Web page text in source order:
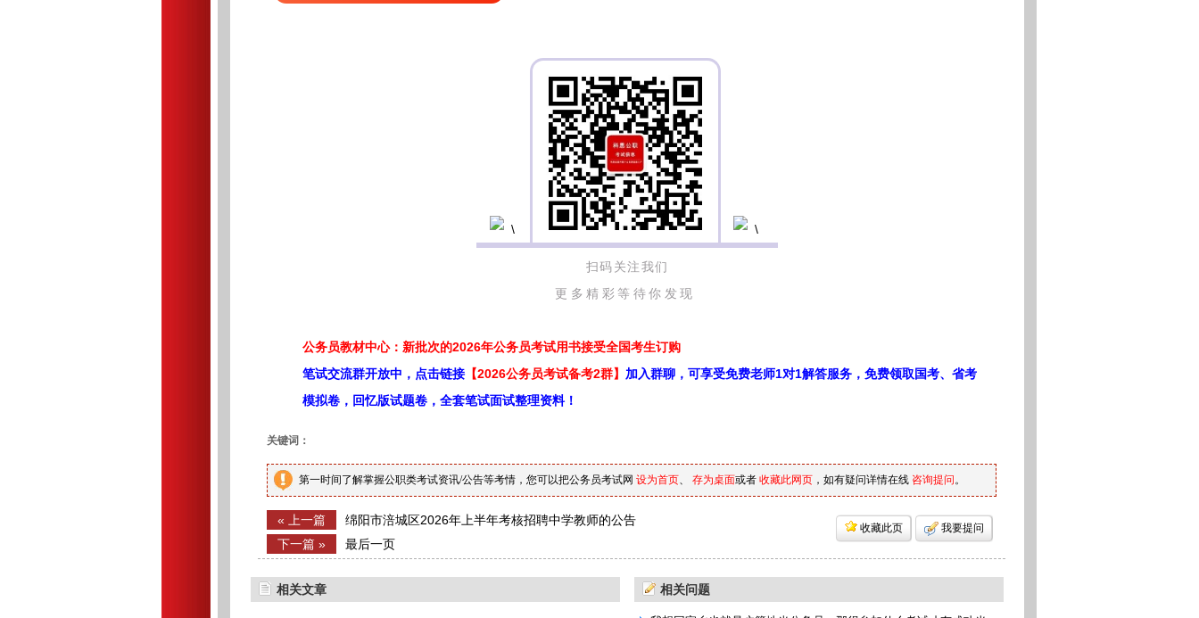
扫码关注我们
更多精彩等待你发现
公务员教材中心：新批次的2026年公务员考试用书接受全国考生订购
笔试交流群开放中，点击链接 【2026公务员考试备考2群】 加入群聊，可享受免费老师1对1解答服务，免费领取国考、省考
模拟卷，回忆版试题卷，全套笔试面试整理资料！
关键词：
第一时间了解掌握公职类考试资讯/公告等考情，您可以把公务员考试网 设为首页、 存为桌面或者 收藏此网页 ，如有疑问详情在线 咨询提问。
« 上一篇 绵阳市涪城区2026年上半年考核招聘中学教师的公告
（26人）
下一篇 » 最后一页
收藏此页 我要提问
相关文章 相关问题